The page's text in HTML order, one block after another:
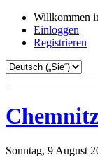
Willkommen
Einloggen
Registrieren
Sonntag, 9 August